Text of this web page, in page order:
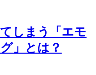
しまう「エモ
」とは？